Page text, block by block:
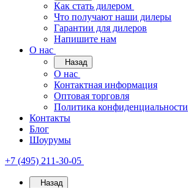
Как стать дилером
Что получают наши дилеры
Гарантии для дилеров
Напишите нам
О нас
Назад
О нас
Контактная информация
Оптовая торговля
Политика конфиденциальности
Контакты
Блог
Шоурумы
+7 (495) 211-30-05
Назад